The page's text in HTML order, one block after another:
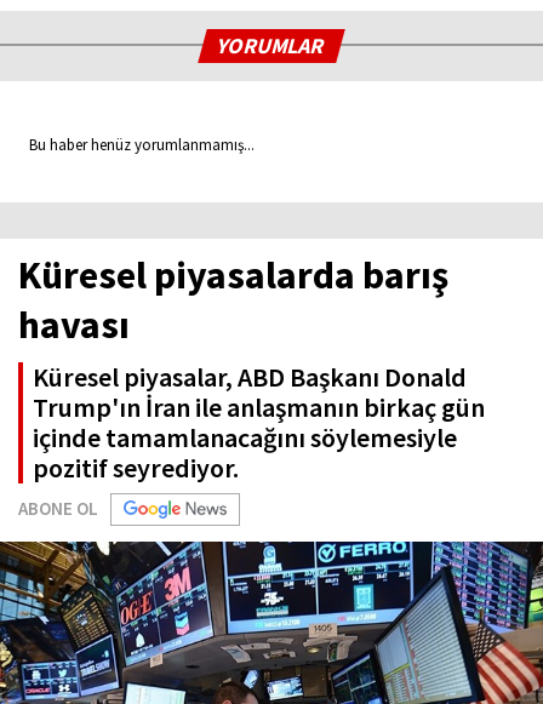
YORUMLAR
Bu haber henüz yorumlanmamış...
Küresel piyasalarda barış
havası
Küresel piyasalar, ABD Başkanı Donald
Trump'ın İran ile anlaşmanın birkaç gün
içinde tamamlanacağını söylemesiyle
pozitif seyrediyor.
ABONE OL